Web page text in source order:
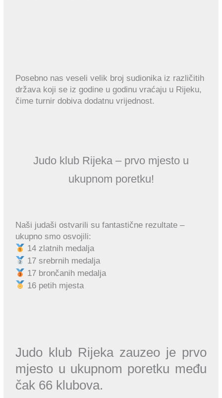
Posebno nas veseli velik broj sudionika iz različitih
država koji se iz godine u godinu vraćaju u Rijeku,
čime turnir dobiva dodatnu vrijednost.
Judo klub Rijeka – prvo mjesto u
ukupnom poretku!
Naši judaši ostvarili su fantastične rezultate –
ukupno smo osvojili:
14 zlatnih medalja
17 srebrnih medalja
17 brončanih medalja
16 petih mjesta
Judo klub Rijeka zauzeo je prvo
mjesto u ukupnom poretku među
čak 66 klubova.